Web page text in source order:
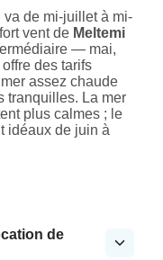
va de mi-juillet à mi-
vent de Meltemi
— mai,
des tarifs
assez chaude
tranquilles. La mer
plus calmes ; le
idéaux de juin à
de